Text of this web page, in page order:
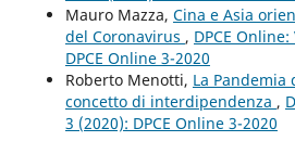
Mauro Mazza, Cina e Asia
del Coronavirus , DPCE
DPCE Online 3-2020
Roberto Menotti, La Pandemia
concetto di interdipendenza ,
3 (2020): DPCE Online 3-2020